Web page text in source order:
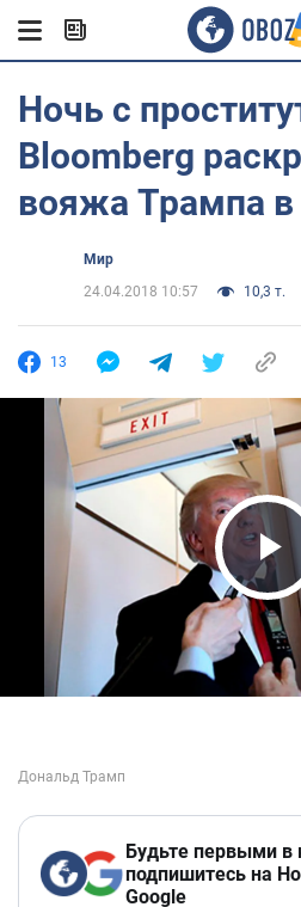
Ночь с
Bloomberg
вояжа Трампа
Мир
24.04.2018 10:57
10,3 т.
13
Будьте первыми в
подпишитесь на
Google